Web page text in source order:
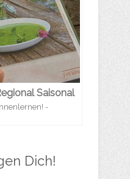
Saisonal
-
Dich!